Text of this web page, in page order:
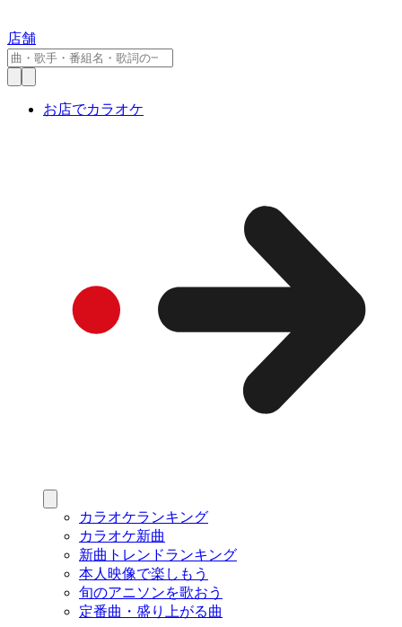
店舗
お店でカラオケ
カラオケランキング
カラオケ新曲
新曲トレンドランキング
本人映像で楽しもう
旬のアニソンを歌おう
定番曲・盛り上がる曲